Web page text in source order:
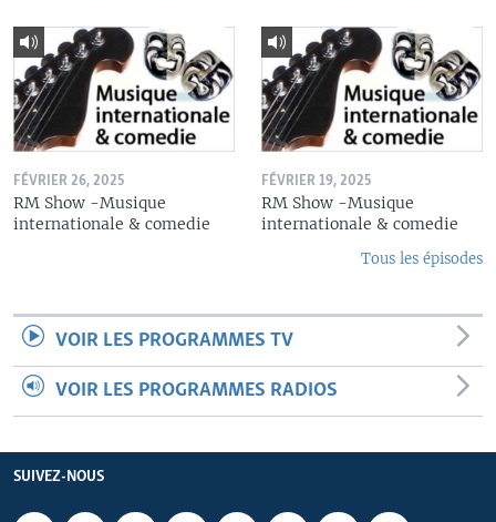
FÉVRIER 26, 2025
RM Show -Musique
internationale & comedie
FÉVRIER 19, 2025
RM Show -Musique
internationale & comedie
Tous les épisodes
VOIR LES PROGRAMMES TV
VOIR LES PROGRAMMES RADIOS
SUIVEZ-NOUS